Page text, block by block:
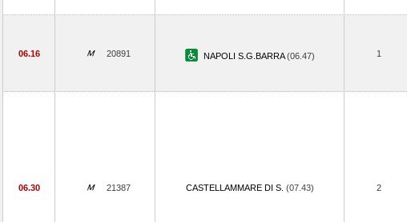
06.16 20891 NAPOLI S.G.BARRA(06.47) 1
06.30 21387 CASTELLAMMARE DI S. (07.43) 2